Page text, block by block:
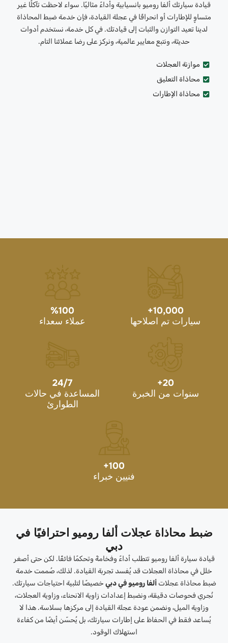
قيادة سيارتك ألفا روميو بانسيابية وأداءً مثاليًا. سواء لاحظت تآكلًا غير
متساوٍ للإطارات أو انحرافًا في عجلة القيادة، فإن خدمة ضبط المحاذاة
لدينا تعيد التوازن والثبات إلى قيادتك. في كل خدمة، نستخدم أدوات
حديثة، ونتبع معايير عالمية، ونركز على رضا عملائنا التام.
موازنة العجلات
محاذاة التعليق
محاذاة الإطارات
10,000
+
سيارات تم اصلاحها
100
%
عملاء سعداء
20
+
سنوات من الخبرة
24/7
المساعدة في حالات
الطوارئ
100
+
فنيين خبراء
ضبط محاذاة عجلات ألفا روميو احترافيًا في
دبي
قيادة سيارة ألفا روميو تتطلب أداءً وفخامةً وتحكمًا فائقًا. لكن حتى أصغر
خلل في محاذاة العجلات قد يُفسد تجربة القيادة. لذلك، صُممت خدمة
ضبط محاذاة عجلات ألفا روميو في دبي خصيصًا لتلبية احتياجات سيارتك.
نُجري فحوصات دقيقة، ونضبط إعدادات زاوية الانحناء، وزاوية العجلات،
وزاوية الميل، ونضمن عودة عجلة القيادة إلى مركزها بسلاسة. هذا لا
يُساعد فقط في الحفاظ على إطارات سيارتك، بل يُحسّن أيضًا من كفاءة
استهلاك الوقود.